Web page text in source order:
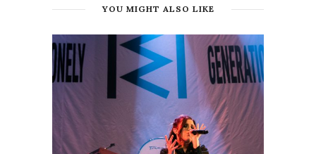
YOU MIGHT ALSO LIKE